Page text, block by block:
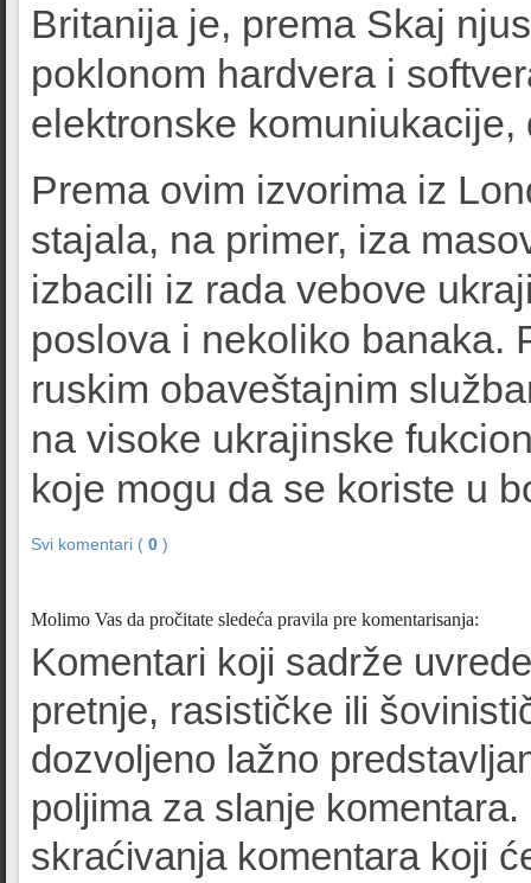
Britanija je, prema Skaj
poklonom hardvera i
elektronske
Prema ovim izvorima iz
stajala, na primer, iza
izbacili iz rada vebove
poslova i nekoliko banaka.
ruskim obaveštajnim
na visoke ukrajinske
koje mogu da se koriste u
Svi komentari ( 0 )
Molimo Vas da pročitate sledeća pravila pre komentarisanja:
Komentari koji sadrže
pretnje, rasističke ili
dozvoljeno lažno
poljima za slanje
skraćivanja komentara koji